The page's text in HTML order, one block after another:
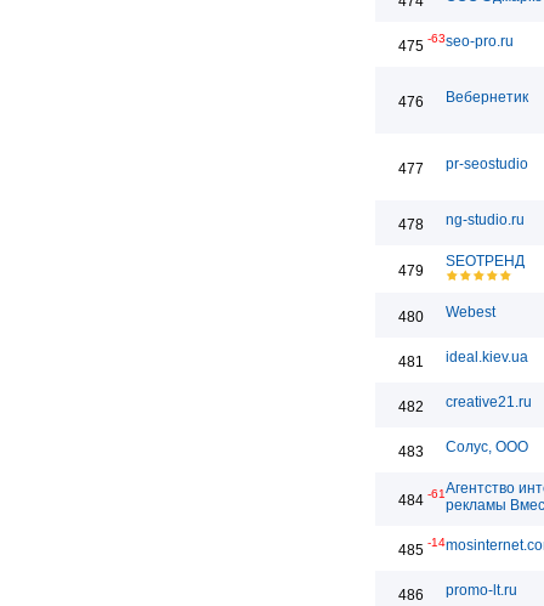
475 -63seo-pro.ru
476 Вебернетик
477 pr-seostudio
478 ng-studio.ru
479
SEOТРЕНД
480 Webest
481 ideal.kiev.ua
482 creative21.ru
483 Солус, ООО
484 -61Агентство
рекламы
485 -14
486 promo-lt.ru